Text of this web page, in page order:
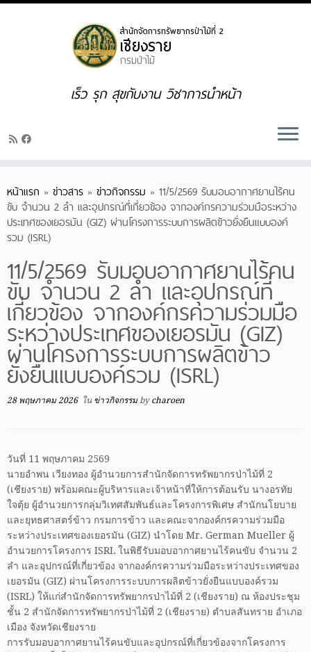
Skip
เร็ว รุก สุขกับงาน วิชาการนำหน้า
หน้าแรก » ข่าวสาร » ข่าวกิจกรรม » 11/5/2569 รับมอบอากาศยานไร้คน
ขับ จำนวน 2 ลำ และอุปกรณ์ที่เกี่ยวข้อง จากองค์กรความร่วมมือระหว่าง
ประเทศของเยอรมัน (GIZ) ผ่านโครงการระบบการผลิตข้าวยั่งยืนแบบองค์
รวม (ISRL)
11/5/2569 รับมอบอากาศยานไร้คน
ขับ จำนวน 2 ลำ และอุปกรณ์ที่
เกี่ยวข้อง จากองค์กรความร่วมมือ
ระหว่างประเทศของเยอรมัน (GIZ)
ผ่านโครงการระบบการผลิตข้าว
ยั่งยืนแบบองค์รวม (ISRL)
28 พฤษภาคม 2026ใน ข่าวกิจกรรมbycharoen
วันที่ 11 พฤษภาคม 2569
นายอำพน เวียงทอง ผู้อำนวยการสำนักจัดการทรัพยากรป่าไม้ที่ 2
(เชียงราย) พร้อมคณะผู้บริหารและเจ้าหน้าที่ให้การต้อนรับ นางอรทัย
ใจตุ้ย ผู้อำนวยการกลุ่มวิเทศสัมพันธ์และโครงการพิเศษ สำนักนโยบาย
และยุทธศาสตร์ข้าว กรมการข้าว และคณะจากองค์กรความร่วมมือ
ระหว่างประเทศของเยอรมัน (GIZ) นำโดย Mr. German Mueller ผู้
อำนวยการโครงการ ISRL ในพิธีรับมอบอากาศยานไร้คนขับ จำนวน 2
ลำ และอุปกรณ์ที่เกี่ยวข้อง จากองค์กรความร่วมมือระหว่างประเทศของ
เยอรมัน (GIZ) ผ่านโครงการระบบการผลิตข้าวยั่งยืนแบบองค์รวม
(ISRL) ให้แก่สำนักจัดการทรัพยากรป่าไม้ที่ 2 (เชียงราย) ณ ห้องประชุม
ชั้น 2 สำนักจัดการทรัพยากรป่าไม้ที่ 2 (เชียงราย) ตำบลสันทราย อำเภอ
เมือง จังหวัดเชียงราย
การรับมอบอากาศยานไร้คนขับและอุปกรณ์ที่เกี่ยวข้องจากโครงการ